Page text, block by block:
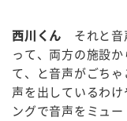
西川くん それと音
って、両方の施設
て、と音声がごち
声を出しているわ
ングで音声をミュ